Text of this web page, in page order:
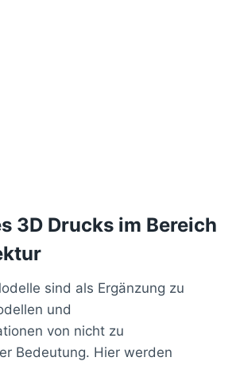
3D Drucks im Bereich
sind als Ergänzung zu
und
von nicht zu
Bedeutung. Hier werden